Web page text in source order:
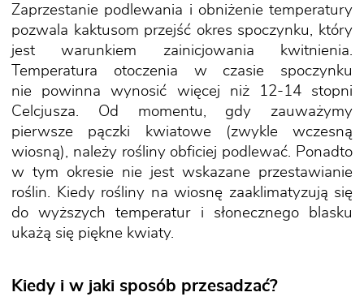
Zaprzestanie podlewania i obniżenie temperatury
pozwala kaktusom przejść okres spoczynku, który
jest warunkiem zainicjowania kwitnienia.
Temperatura otoczenia w czasie spoczynku
nie powinna wynosić więcej niż 12-14 stopni
Celcjusza. Od momentu, gdy zauważymy
pierwsze pączki kwiatowe (zwykle wczesną
wiosną), należy rośliny obficiej podlewać. Ponadto
w tym okresie nie jest wskazane przestawianie
roślin. Kiedy rośliny na wiosnę zaaklimatyzują się
do wyższych temperatur i słonecznego blasku
ukażą się piękne kwiaty.
Kiedy i w jaki sposób przesadzać?